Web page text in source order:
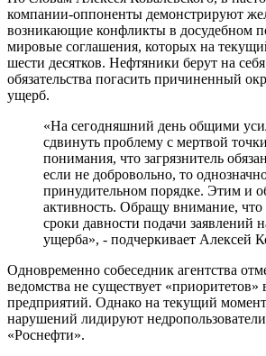
компании-оппоненты демонстрируют
возникающие конфликты в досудебном
мировые соглашения, которых на
шести десятков. Нефтяники берут на
обязательства погасить причиненный
ущерб.
«На сегодняшний день общими
сдвинуть проблему с мертвой
понимания, что загрязнитель
если не добровольно, то
принудительном порядке. Этим и
активность. Обращу внимание,
сроки давности подачи заявлений
ущерба», - подчеркивает Алексей
Одновременно собеседник агентства
ведомства не существует
предприятий. Однако на текущий
нарушений лидируют недропользователи
«Роснефти».